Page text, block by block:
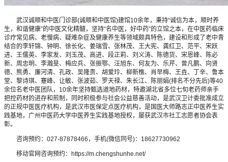
武汉诚顺和中医门诊部(诚顺和中医馆)建馆10余年，秉持“诚信为本，顺时养
生，和谐健康”的中医文化精髓，坚持“名中医，好中药”的立馆之本，在中医药临床
诊疗常见病、老慢病、疑难杂症及健康养生等领域颇具特色，建设和形成了老中青
结合的李轩锦、钟明、徐长化、姜瑞雪、张林茂、王大宪、龚红卫、范平、宋跃
进、王儒英、李家发、刘玉茂、高进、段正莉、刘义涛、陈德货、宋恩峰、陈必
新、周忠明、李瀚旻、梅应兵、张振鄂、汪旭东、何友为、乐芹、曾凡鹏、向贤
德、熊勇、廉河清、孔政、吴隆贵、胡爱玲、柳新樵、肖早梅、王垚、丁辛、鲁本
堂、黎诗琪、蹇峰、让敏、张波茹、罗天禄、朱长江、陈丽娟(排名不分先后)等40
余位名老中医团队，10余年坚持甄选道地药材，特邀湖北省多位七旬老药师亲手
把控药材的进存和煎制，同时积极参与社会公益慈善活动，是武汉卫计委批准成立
的正规中医医疗机构，是武汉市医保定点医疗机构，是国医大师路志正中医养生实
践基地，广州中医药大学中医养生实践基地授权，屡获武汉市社工志愿者协会表
彰。
咨询预约：027-87878466，手机(微信同号)：18627730962
移动官网咨询预约：https://m.chengshunhe.net/